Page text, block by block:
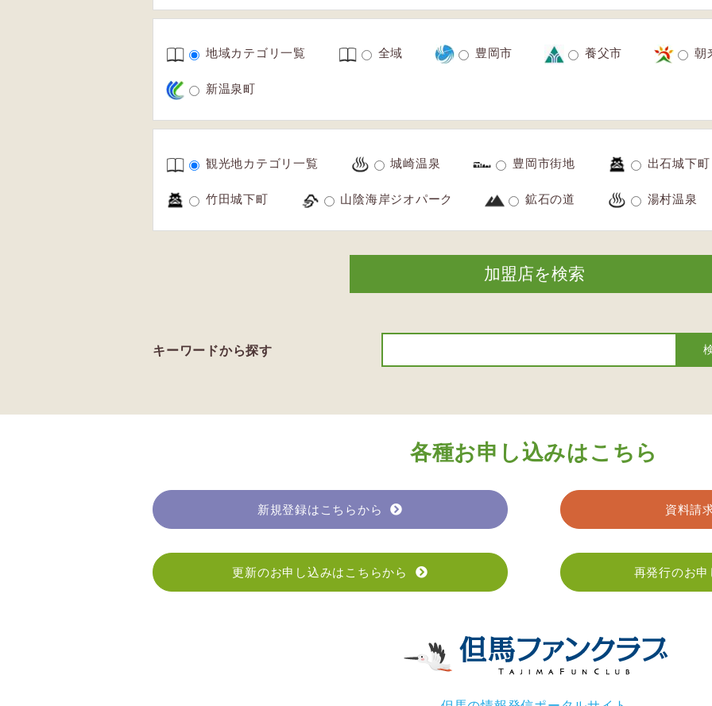
地域カテゴリ一覧 全域 豊岡市 養父市 朝
新温泉町
観光地カテゴリ一覧 城崎温泉 豊岡市街地 出石城下町
竹田城下町 山陰海岸ジオパーク 鉱石の道 湯村温泉
キーワードから探す
各種お申し込みはこちら
新規登録はこちらから 資料請
更新のお申し込みはこちらから 再発行のお